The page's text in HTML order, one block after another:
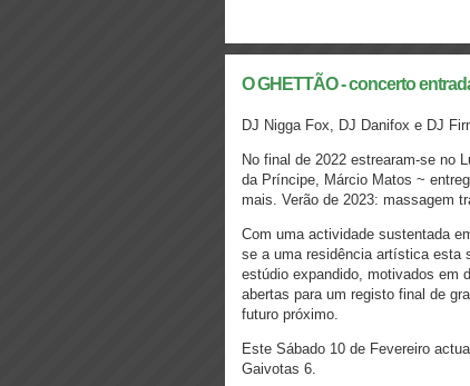
O GHETTÃO - concerto
DJ Nigga Fox, DJ Danifox e DJ
No final de 2022 estrearam-se no
da Príncipe, Márcio Matos ~
mais. Verão de 2023: massagem
Com uma actividade sustentada
se a uma residência artística esta
estúdio expandido, motivados em
abertas para um registo final de
futuro próximo.
Este Sábado 10 de Fevereiro
Gaivotas 6.